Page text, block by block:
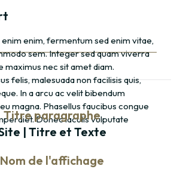
enim, fermentum sed enim vitae,
sem. Integer sed quam viverra
maximus nec sit amet diam.
felis, malesuada non facilisis quis,
In a arcu ac velit bibendum
magna. Phasellus faucibus congue
Donec iaculis vulputate
Titre paragraphe
| Titre et Texte
Nom de l'affichage